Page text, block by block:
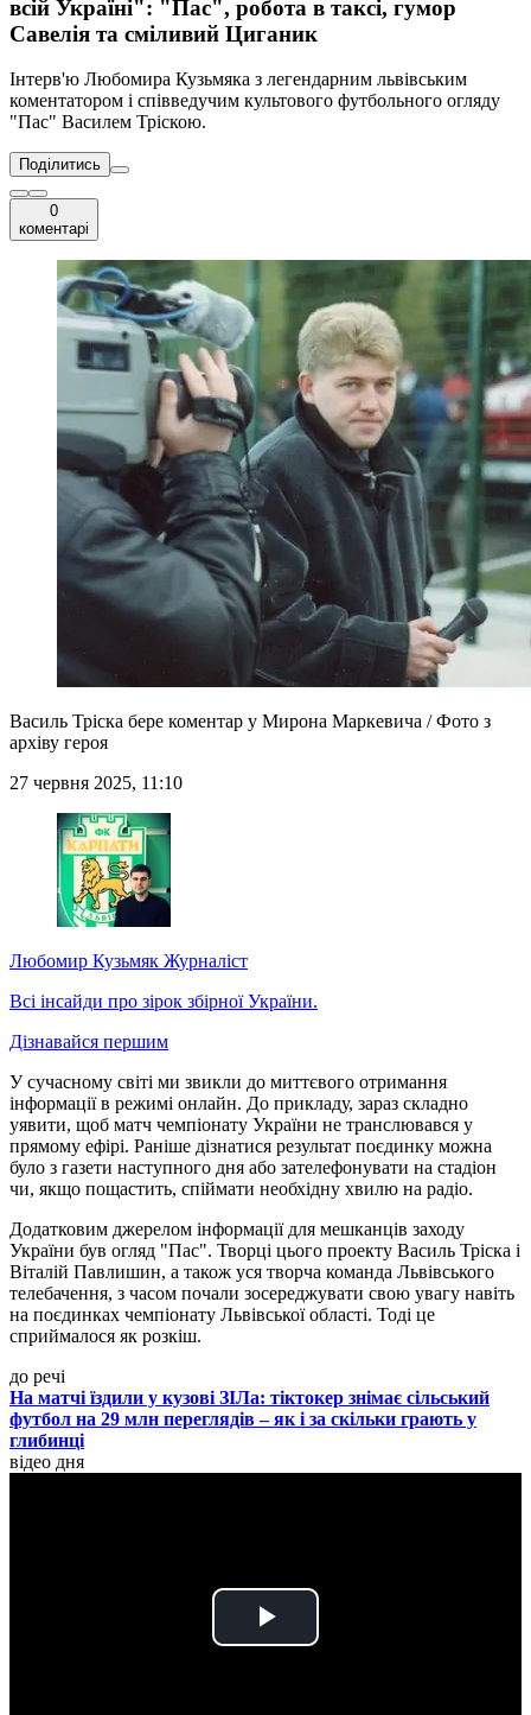
всій Україні": "Пас", робота в таксі, гумор
Савелія та сміливий Циганик
Інтерв'ю Любомира Кузьмяка з легендарним львівським
коментатором і співведучим культового футбольного огляду
"Пас" Василем Тріскою.
Поділитись
0
коментарі
Василь Тріска бере коментар у Мирона Маркевича / Фото з
архіву героя
27 червня 2025, 11:10
Любомир Кузьмяк Журналіст
Всі інсайди про зірок збірної України.
Дізнавайся першим
У сучасному світі ми звикли до миттєвого отримання
інформації в режимі онлайн. До прикладу, зараз складно
уявити, щоб матч чемпіонату України не транслювався у
прямому ефірі. Раніше дізнатися результат поєдинку можна
було з газети наступного дня або зателефонувати на стадіон
чи, якщо пощастить, спіймати необхідну хвилю на радіо.
Додатковим джерелом інформації для мешканців заходу
України був огляд "Пас". Творці цього проекту Василь Тріска і
Віталій Павлишин, а також уся творча команда Львівського
телебачення, з часом почали зосереджувати свою увагу навіть
на поєдинках чемпіонату Львівської області. Тоді це
сприймалося як розкіш.
до речі
На матчі їздили у кузові ЗІЛа: тіктокер знімає сільський
футбол на 29 млн переглядів – як і за скільки грають у
глибинці
відео дня
Play